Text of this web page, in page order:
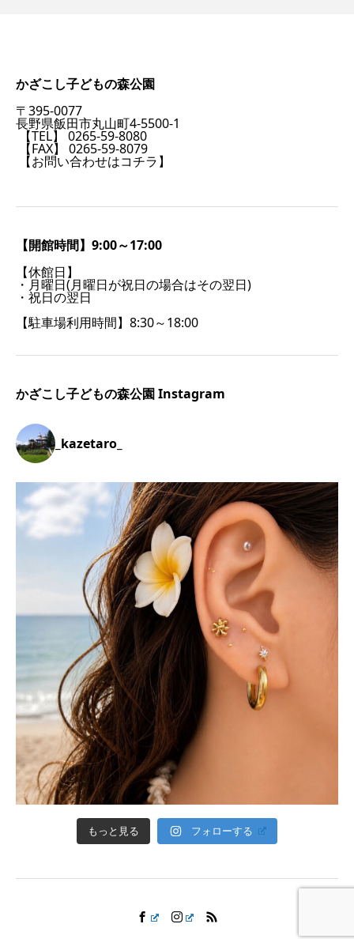
かざこし子どもの森公園
〒395-0077
長野県飯田市丸山町4-5500-1
【TEL】 0265-59-8080
【FAX】 0265-59-8079
【お問い合わせはコチラ】
【開館時間】9:00～17:00
【休館日】
・月曜日(月曜日が祝日の場合はその翌日)
・祝日の翌日
【駐車場利用時間】8:30～18:00
かざこし子どもの森公園 Instagram
_kazetaro_
もっと見る フォローする